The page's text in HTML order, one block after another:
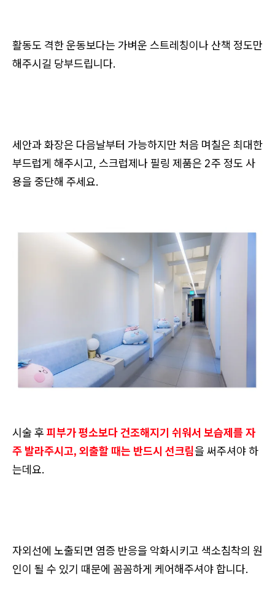
활동도 격한 운동보다는 가벼운 스트레칭이나 산책 정도만
해주시길 당부드립니다.
세안과 화장은 다음날부터 가능하지만 처음 며칠은 최대한
부드럽게 해주시고, 스크럽제나 필링 제품은 2주 정도 사
용을 중단해 주세요.
시술 후 피부가 평소보다 건조해지기 쉬워서 보습제를 자
주 발라주시고, 외출할 때는 반드시 선크림을 써주셔야 하
는데요.
자외선에 노출되면 염증 반응을 악화시키고 색소침착의 원
인이 될 수 있기 때문에 꼼꼼하게 케어해주셔야 합니다.